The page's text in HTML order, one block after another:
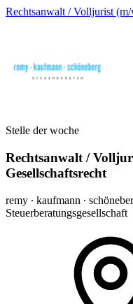
Rechtsanwalt / Volljurist
Stelle der woche
Rechtsanwalt /
Gesellschaftsrecht
remy ∙ kaufmann ∙
Steuerberatungsgesellschaft